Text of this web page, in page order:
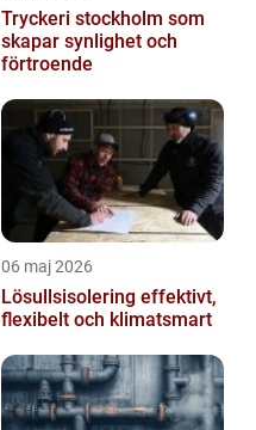
Tryckeri stockholm som
skapar synlighet och
förtroende
06 maj 2026
Lösullsisolering effektivt,
flexibelt och klimatsmart